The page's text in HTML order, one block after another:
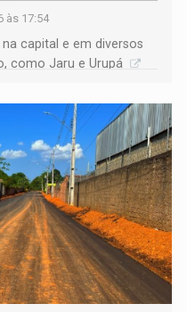
às 17:54
capital e em diversos
como Jaru e Urupá